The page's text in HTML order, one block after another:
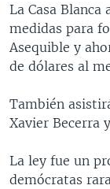
La Casa
medidas para
Asequible y
de dólares al
También
Xavier Becerra
La ley fue un
demócratas